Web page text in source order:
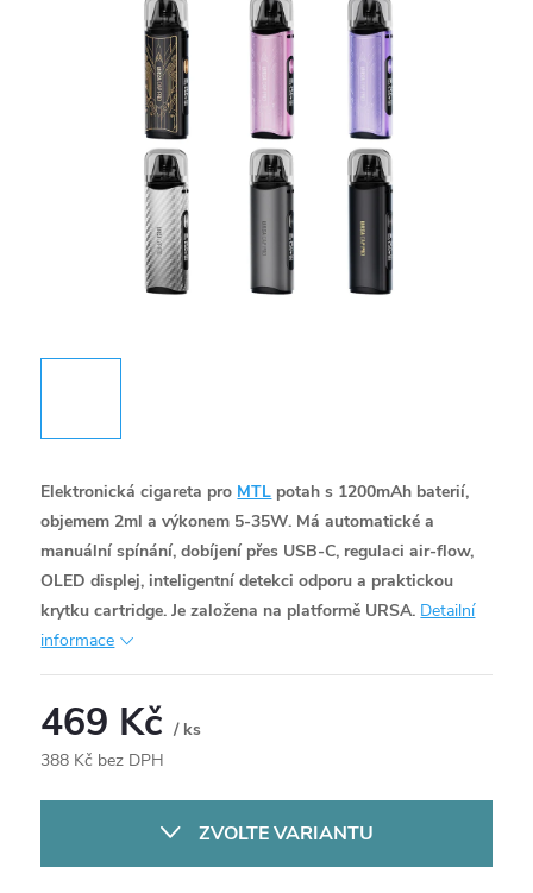
Elektronická cigareta pro MTL potah s 1200mAh baterií,
objemem 2ml a výkonem 5-35W. Má automatické a
manuální spínání, dobíjení přes USB-C, regulaci air-flow,
OLED displej, inteligentní detekci odporu a praktickou
krytku cartridge. Je založena na platformě URSA. Detailní
informace
469 Kč/ ks
388 Kč bez DPH
ZVOLTE VARIANTU